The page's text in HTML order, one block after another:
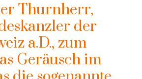
Thurnherr,
der
a.D., zum
Geräusch im